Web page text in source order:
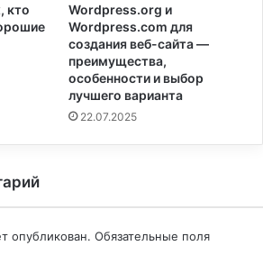
кто
Wordpress.org и
Wordpress.com для
создания веб-сайта —
преимущества,
особенности и выбор
лучшего варианта
22.07.2025
опубликован. Обязательные поля